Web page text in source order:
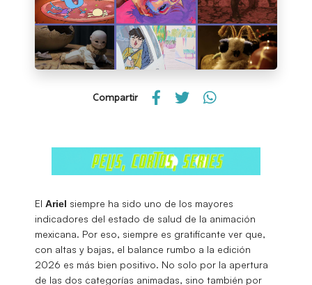
Compartir
El Ariel siempre ha sido uno de los mayores
indicadores del estado de salud de la animación
mexicana. Por eso, siempre es gratificante ver que,
con altas y bajas, el balance rumbo a la edición
2026 es más bien positivo. No solo por la apertura
de las dos categorías animadas, sino también por